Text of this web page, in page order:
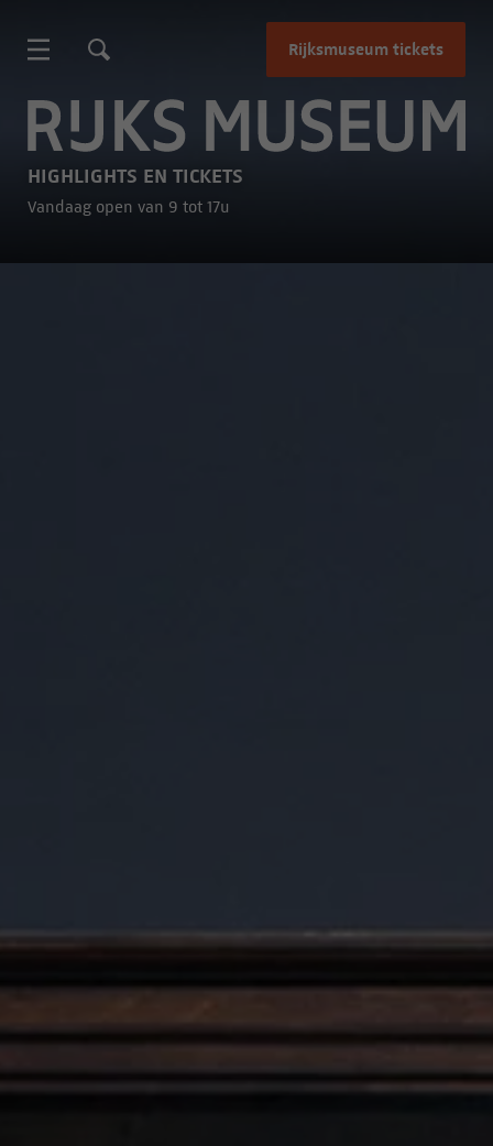
Rijksmuseum tickets
Rijksmuseum
HIGHLIGHTS EN TICKETS
Vandaag open van 9 tot 17u